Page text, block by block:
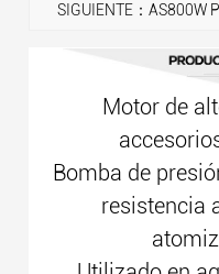
SIGUIENTE：AS800W
Motor de
Bomba de
resistencia